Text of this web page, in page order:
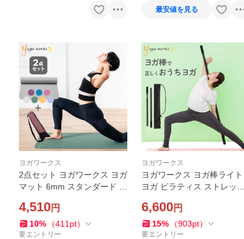
最安値を見る
ヨガワークス
2点セット ヨガワークス ヨガ
マット 6mm スタンダード ＆
品 yogaworks トレーニング
マット 持ち運び バッグ付 ピ
ラティス 送料無料
4,510円
10% （411 pt）
要エントリー
ヨガワークス
ヨガワークス ヨガ棒ライト
ヨガ ピラティス ストレッチ
トグッズ プロップス 送料無
料
6,600円
15% （903pt）
要エントリー